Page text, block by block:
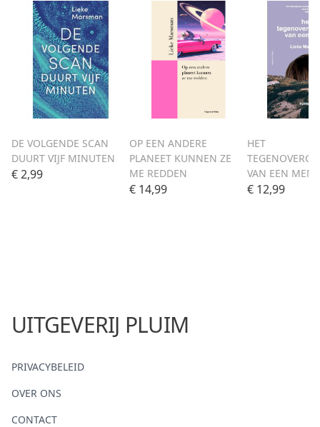
DE VOLGENDE SCAN
DUURT VIJF MINUTEN
€ 2,99
OP EEN ANDERE
PLANEET KUNNEN ZE
ME REDDEN
€ 14,99
HET
VAN EEN MENS
€ 12,99
UITGEVERIJ PLUIM
PRIVACYBELEID
OVER ONS
CONTACT